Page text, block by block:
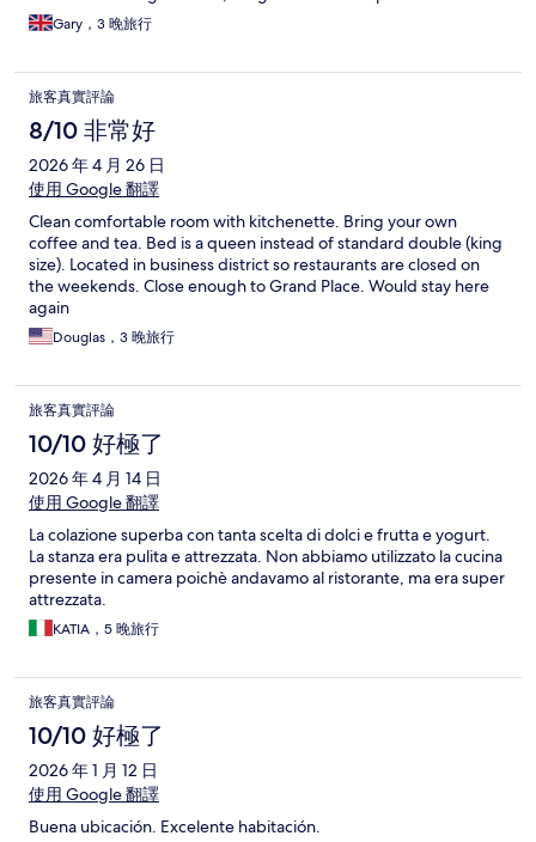
Gary，3 晚旅行
旅客真實評論
8/10 非常好
2026 年 4 月 26 日
使用 Google 翻譯
Clean comfortable room with kitchenette. Bring your own
coffee and tea. Bed is a queen instead of standard double (king
size). Located in business district so restaurants are closed on
the weekends. Close enough to Grand Place. Would stay here
again
Douglas，3 晚旅行
旅客真實評論
10/10 好極了
2026 年 4 月 14 日
使用 Google 翻譯
La colazione superba con tanta scelta di dolci e frutta e yogurt.
La stanza era pulita e attrezzata. Non abbiamo utilizzato la cucina
presente in camera poichè andavamo al ristorante, ma era super
attrezzata.
KATIA，5 晚旅行
旅客真實評論
10/10 好極了
2026 年 1 月 12 日
使用 Google 翻譯
Buena ubicación. Excelente habitación.